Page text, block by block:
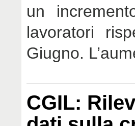
un
lavoratori
Giugno.
CGIL: